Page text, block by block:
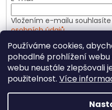
Používáme cookies,
pohodlné prohlížení
webu neustále zlepšovali
použitelnost. Více
Vložením e-mailu souhlasíte
osobních údajů
PŘIHLÁSIT SE